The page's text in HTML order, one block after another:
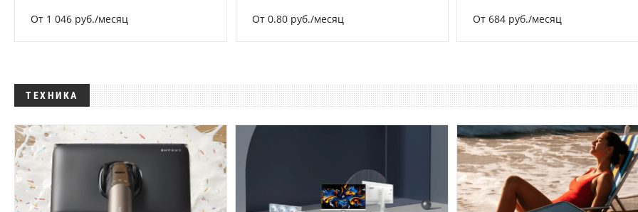
От 1 046 руб./месяц От 0.80 руб./месяц От 684 руб./месяц
ТЕХНИКА